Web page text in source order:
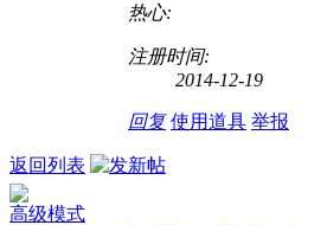
热心:
注册时间:
2014-12-19
回复 使用道具 举报
返回列表
高级模式